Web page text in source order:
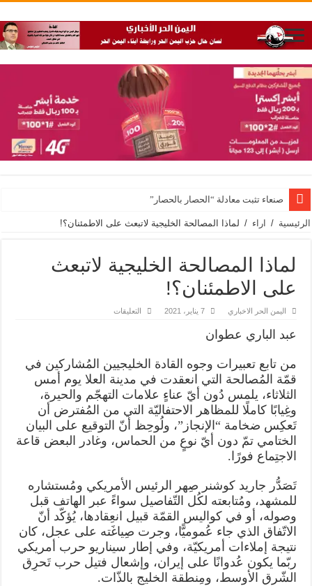
صنعاء تثبت معادلة “الحصار بالحصار”
الرئيسية / اراء / لماذا المصالحة الخليجية لاتبعث على الاطمئنان؟!
لماذا المصالحة الخليجية لاتبعث
على الاطمئنان؟!
اليمن الحر الاخباري 7 يناير، 2021 التعليقات
الاطمئنان؟!
مغلقة
عبد الباري عطوان
من تابع تعبيرات وجوه القادة الخليجيين المُشاركين في
قمّة المُصالحة التي انعقدت في مدينة العلا يوم أمس
الثلاثاء، يلمس دُون أيّ عناءٍ علامات التهجّم والحيرة،
وغِيابًا كاملًا للمظاهر الاحتفاليّة التي من المُفترض أن
تَعكِس ضخامة “الإنجاز”، ولُوحِظ أنّ التوقيع على البيان
الختامي تمّ دون أيّ نوعٍ من الحماس، وغادر البعض قاعة
الاجتِماع فورًا.
تَصَدُّر جاريد كوشنر صِهر الرئيس الأمريكي ومُستشاره
للمشهد، ومُتابعته لكُل التّفاصيل سواءً عبر الهاتف قبل
وصوله، أو في كواليس القمّة قبيل انعِقادها، يُؤكّد أنّ
الاتّفاق الذي جاء عُموميًّا، وجرت صِياغَته على عجل، كان
نتيجة إملاءات أمريكيّة، وفي إطار سيناريو حرب أمريكي
ربّما يكون عُدوانًا على إيران، وإشعال فتيل حرب تَحرِق
الشّرق الأوسط، ومِنطقة الخليج بالذّات.